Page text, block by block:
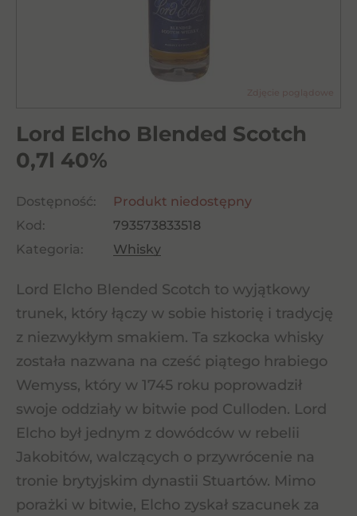
Lord Elcho Blended Scotch
0,7l 40%
Dostępność:
Produkt niedostępny
Kod:
793573833518
Kategoria:
Whisky
Lord Elcho Blended Scotch to wyjątkowy
trunek, który łączy w sobie historię i tradycję
z niezwykłym smakiem. Ta szkocka whisky
została nazwana na cześć piątego hrabiego
Wemyss, który w 1745 roku poprowadził
swoje oddziały w bitwie pod Culloden. Lord
Elcho był jednym z dowódców w rebelii
Jakobitów, walczących o przywrócenie na
tronie brytyjskim dynastii Stuartów. Mimo
porażki w bitwie, Elcho zyskał szacunek za